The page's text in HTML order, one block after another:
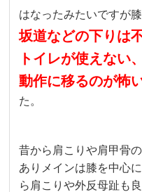
はなったみたいですが
坂道などの下りは
トイレが使えない
動作に移るのが怖
た。
昔から肩こりや肩甲骨
ありメインは膝を中心
ら肩こりや外反母趾も